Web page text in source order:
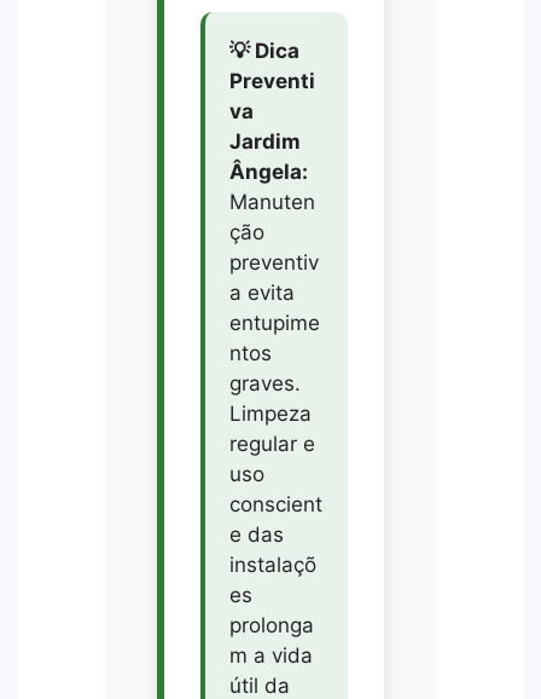
💡 Dica
Preventi
va
Jardim
Ângela:
Manuten
ção
preventiv
a evita
entupime
ntos
graves.
Limpeza
regular e
uso
conscient
e das
instalaçõ
es
prolonga
m a vida
útil da